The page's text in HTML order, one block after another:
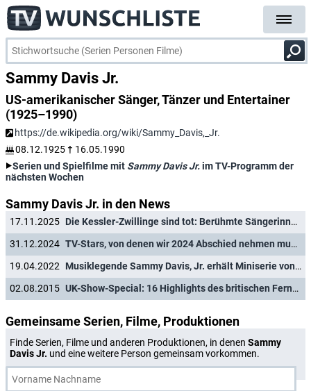
Sammy Davis Jr.
US-amerikanischer Sänger, Tänzer und Entertainer
(1925–1990)
https://de.wikipedia.org/wiki/Sammy_Davis,_Jr.
08.12.1925 † 16.05.1990
Serien und Spielfilme mit Sammy Davis Jr.im TV-Programm der
nächsten Wochen
Sammy Davis Jr. in den News
17.11.2025
Die Kessler-Zwillinge sind tot: Berühmte Sängerinnen und Tänzerinnen wurden 89 Jahre alt
31.12.2024
TV-Stars, von denen wir 2024 Abschied nehmen mussten
19.04.2022
Musiklegende Sammy Davis, Jr. erhält Miniserie von "Empire"-Produzent Lee Daniels
02.08.2015
UK-Show-Special: 16 Highlights des britischen Fernsehens
Gemeinsame Serien, Filme, Produktionen
Finde Serien, Filme und anderen Produktionen, in denen Sammy
Davis Jr. und eine weitere Person gemeinsam vorkommen.